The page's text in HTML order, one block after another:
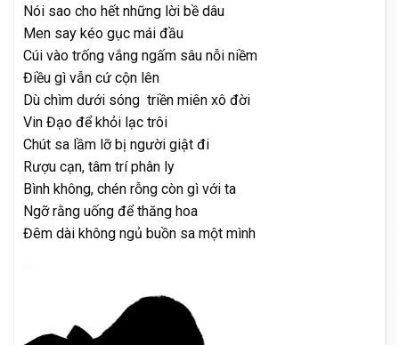
Nói sao cho hết những lời bề dâu
Men say kéo gục mái đầu
Cúi vào trống vắng ngấm sâu nỗi niềm
Điều gì vẫn cứ cộn lên
Dù chìm dưới sóng triền miên xô đời
Vin Đạo để khỏi lạc trôi
Chút sa lầm lỡ bị người giật đi
Rượu cạn, tâm trí phân ly
Bình không, chén rỗng còn gì với ta
Ngỡ rằng uống để thăng hoa
Đêm dài không ngủ buồn sa một mình